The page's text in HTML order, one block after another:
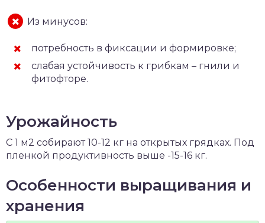
Из минусов:
потребность в фиксации и формировке;
слабая устойчивость к грибкам – гнили и
фитофторе.
Урожайность
С 1 м2 собирают 10-12 кг на открытых грядках. Под
пленкой продуктивность выше -15-16 кг.
Особенности выращивания и
хранения